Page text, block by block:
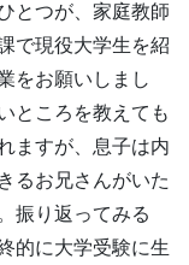
とつが、家庭教師
で現役大学生を紹
をお願いしまし
ところを教えても
ますが、息子は内
るお兄さんがいた
振り返ってみる
的に大学受験に生